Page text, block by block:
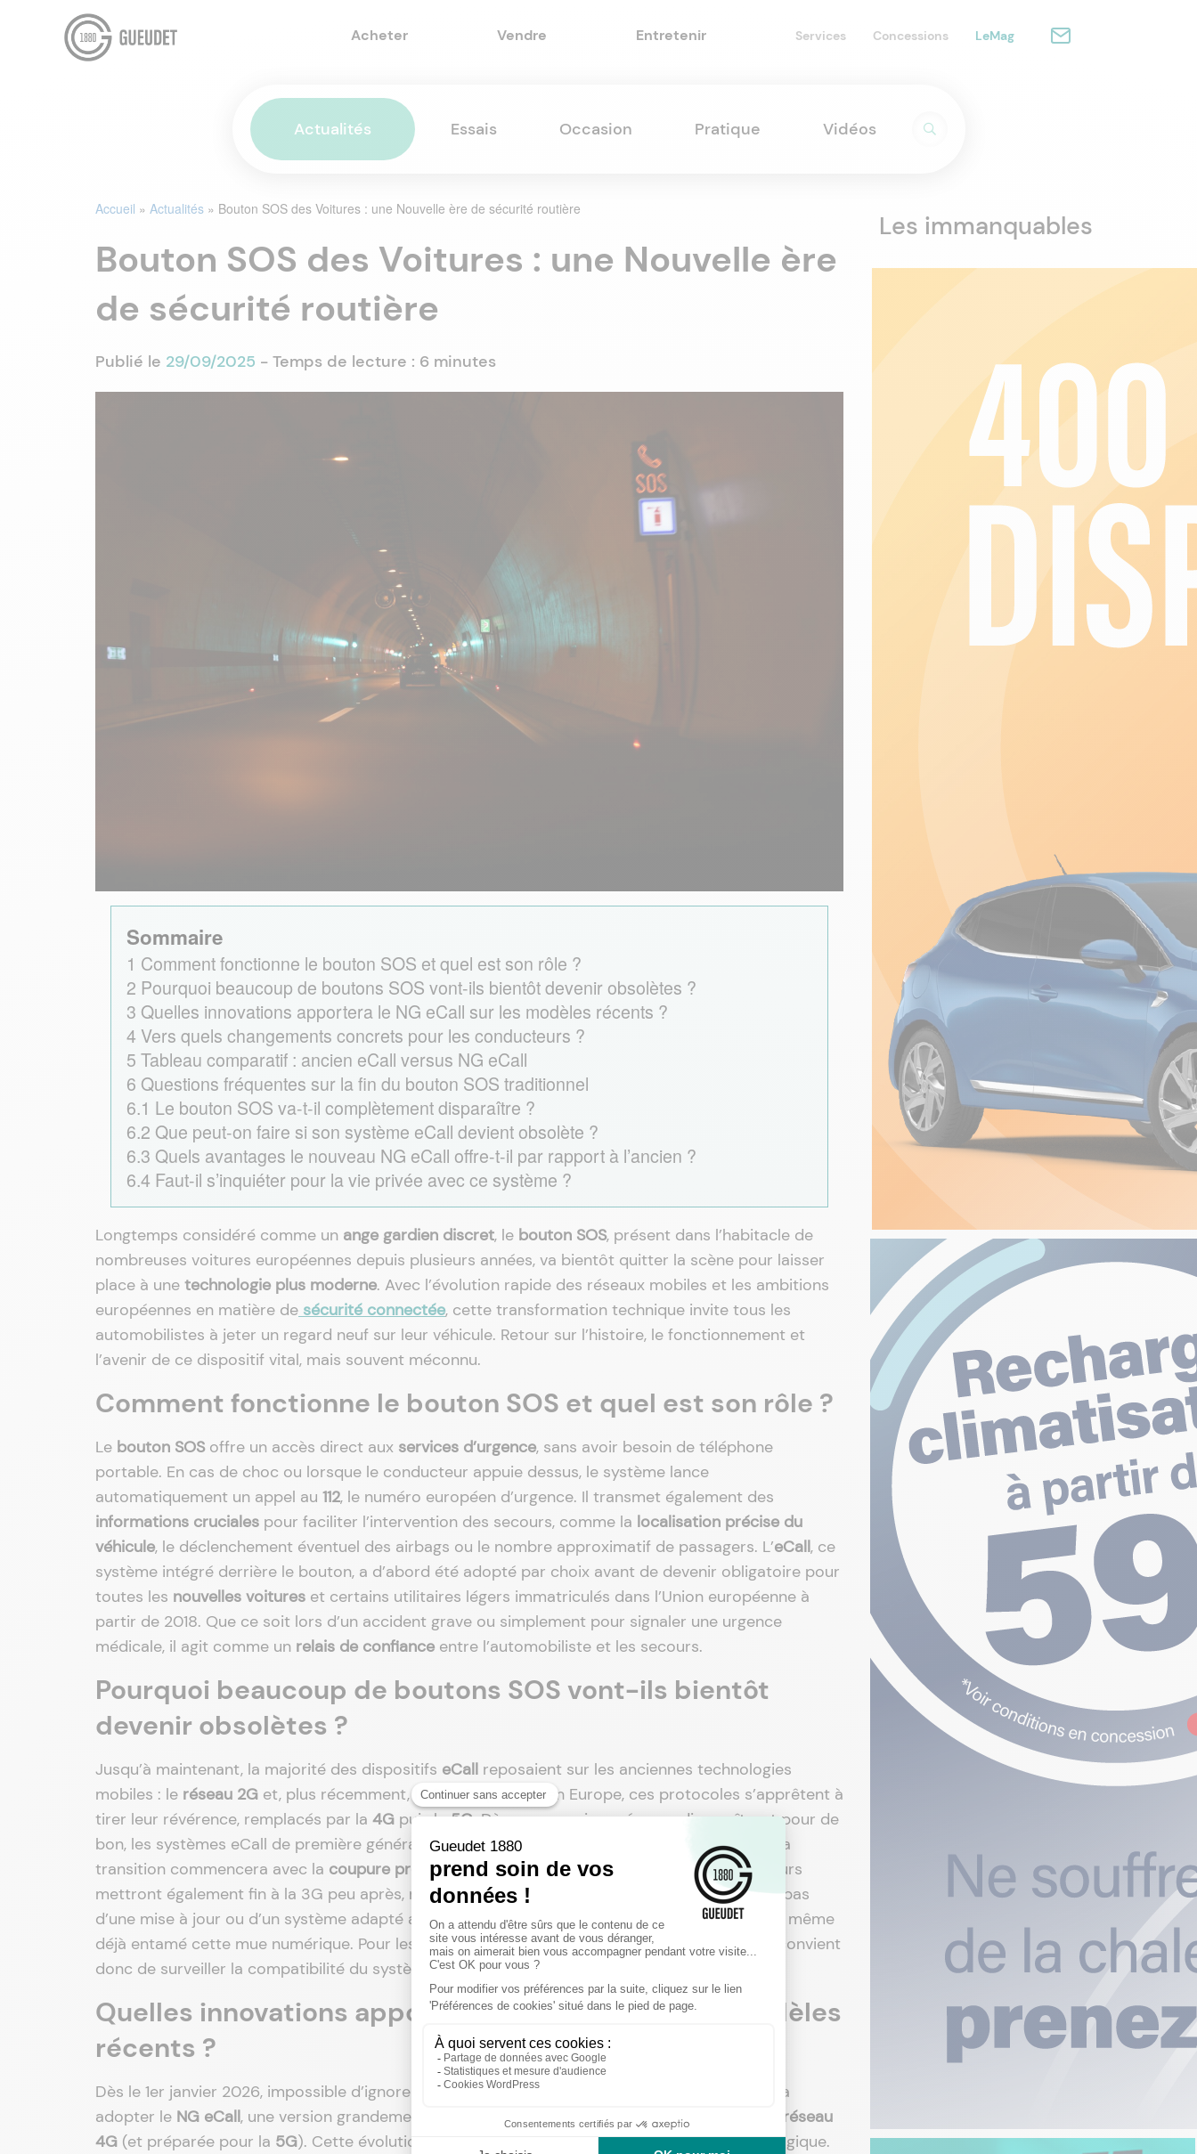
Acheter Vendre Entretenir Services Concessions LeMag
Actualités Essais Occasion Pratique Vidéos
Accueil » Actualités » Bouton SOS des Voitures : une Nouvelle ère de sécurité routière
Bouton SOS des Voitures : une Nouvelle ère
de sécurité routière
Publié le 29/09/2025 - Temps de lecture : 6 minutes
Sommaire
1 Comment fonctionne le bouton SOS et quel est son rôle ?
2 Pourquoi beaucoup de boutons SOS vont-ils bientôt devenir obsolètes ?
3 Quelles innovations apportera le NG eCall sur les modèles récents ?
4 Vers quels changements concrets pour les conducteurs ?
5 Tableau comparatif : ancien eCall versus NG eCall
6 Questions fréquentes sur la fin du bouton SOS traditionnel
6.1 Le bouton SOS va-t-il complètement disparaître ?
6.2 Que peut-on faire si son système eCall devient obsolète ?
6.3 Quels avantages le nouveau NG eCall offre-t-il par rapport à l’ancien ?
6.4 Faut-il s’inquiéter pour la vie privée avec ce système ?
Longtemps considéré comme un ange gardien discret, le bouton SOS, présent dans l’habitacle de
nombreuses voitures européennes depuis plusieurs années, va bientôt quitter la scène pour laisser
place à une technologie plus moderne. Avec l’évolution rapide des réseaux mobiles et les ambitions
européennes en matière de sécurité connectée, cette transformation technique invite tous les
automobilistes à jeter un regard neuf sur leur véhicule. Retour sur l’histoire, le fonctionnement et
l’avenir de ce dispositif vital, mais souvent méconnu.
Comment fonctionne le bouton SOS et quel est son rôle ?
Le bouton SOSoffre un accès direct aux services d’urgence, sans avoir besoin de téléphone
portable. En cas de choc ou lorsque le conducteur appuie dessus, le système lance
automatiquement un appel au 112, le numéro européen d’urgence. Il transmet également des
informations cruciales pour faciliter l’intervention des secours, comme la localisation précise du
véhicule, le déclenchement éventuel des airbags ou le nombre approximatif de passagers. L’eCall, ce
système intégré derrière le bouton, a d’abord été adopté par choix avant de devenir obligatoire pour
toutes les nouvelles voitures et certains utilitaires légers immatriculés dans l’Union européenne à
partir de 2018. Que ce soit lors d’un accident grave ou simplement pour signaler une urgence
médicale, il agit comme un relais de confiance entre l’automobiliste et les secours.
Pourquoi beaucoup de boutons SOS vont-ils bientôt
devenir obsolètes ?
Jusqu’à maintenant, la majorité des dispositifs eCall reposaient sur les anciennes technologies
mobiles : le réseau 2G et, plus récemment, la3G. Or, partout en Europe, ces protocoles s’apprêtent à
tirer leur révérence, remplacés par la 4G puis la5G. Dès que ces vieux réseaux disparaîtront pour de
bon, les systèmes eCall de première génération perdront leur fonction principale. En France, la
transition commencera avec la coupure progressive de la 2G dès 2026. Les opérateurs majeurs
mettront également fin à la 3G peu après, rendant obsolètes tous les véhicules ne disposant pas
d’une mise à jour ou d’un système adapté aux nouveaux standards. Plusieurs pays voisins ont même
déjà entamé cette mue numérique. Pour les propriétaires de voitures datant d’avant 2026, il convient
donc de surveiller la compatibilité du système embarqué.
Quelles innovations apportera le NG eCall sur les modèles
récents ?
Dès le 1er janvier 2026, impossible d’ignorer la réglementation : chaque nouveau modèle devra
adopter le NG eCall, une version grandement améliorée exploitant la rapidité et la fiabilité du
réseau
4G (et préparée pour la 5G). Cette évolution ne se limite pas à une simple migration technologique.
Les immanquables